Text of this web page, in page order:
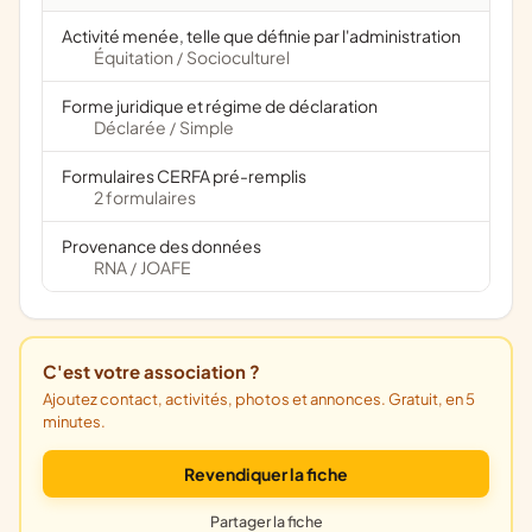
Activité menée, telle que définie par l'administration
Équitation / Socioculturel
Forme juridique et régime de déclaration
Déclarée / Simple
Formulaires CERFA pré-remplis
2 formulaires
Provenance des données
RNA / JOAFE
C'est votre association ?
Ajoutez contact, activités, photos et annonces. Gratuit, en 5
minutes.
Revendiquer la fiche
Partager la fiche